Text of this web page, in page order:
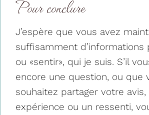
Pour conclure
J’espère que vous avez
suffisamment d’informations
ou «sentir», qui je suis. S’il
encore une question, ou que
souhaitez partager votre avis,
expérience ou un ressenti,